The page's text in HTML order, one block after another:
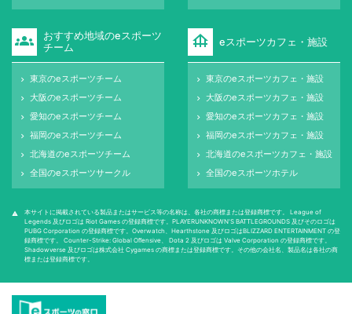
groups
おすすめ地域のeスポーツ
チーム
keyboard_arrow_right 東京のeスポーツチーム
keyboard_arrow_right 大阪のeスポーツチーム
keyboard_arrow_right 愛知のeスポーツチーム
keyboard_arrow_right 福岡のeスポーツチーム
keyboard_arrow_right 北海道のeスポーツチーム
keyboard_arrow_right 全国のeスポーツサークル
foundation eスポーツカフェ・施設
keyboard_arrow_right 東京のeスポーツカフェ・施設
keyboard_arrow_right 大阪のeスポーツカフェ・施設
keyboard_arrow_right 愛知のeスポーツカフェ・施設
keyboard_arrow_right 福岡のeスポーツカフェ・施設
keyboard_arrow_right 北海道のeスポーツカフェ・施設
keyboard_arrow_right 全国のeスポーツホテル
warning
本サイトに掲載されている製品またはサービス等の名称は、各社の商標または登録商標です。 League of
Legends 及びロゴは Riot Games の登録商標です。PLAYERUNKNOWN'S BATTLEGROUNDS 及びそのロゴは
PUBG Corporation の登録商標です。Overwatch、Hearthstone 及びロゴはBLIZZARD ENTERTAINMENT の登
録商標です。 Counter-Strike: Global Oﬀensive、 Dota 2 及びロゴは Valve Corporation の登録商標です。
Shadowverse 及びロゴは株式会社 Cygames の商標または登録商標です。その他の会社名、製品名は各社の商
標または登録商標です。